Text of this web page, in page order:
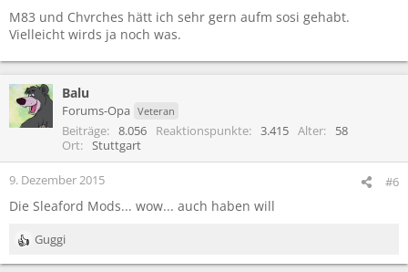
M83 und Chvrches hätt ich sehr gern aufm sosi gehabt.
Vielleicht wirds ja noch was.
Balu
Forums-Opa Veteran
Beiträge 8.056 Reaktionspunkte 3.415 Alter
58
Ort
Stuttgart
9. Dezember 2015 #6
Die Sleaford Mods... wow... auch haben will
R
e
Guggi